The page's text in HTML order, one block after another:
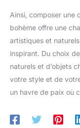
Ainsi, composer une
bohème offre une
artistiques et
inspirant. Du choix
naturels et d’objets
votre style et de
un havre de paix où